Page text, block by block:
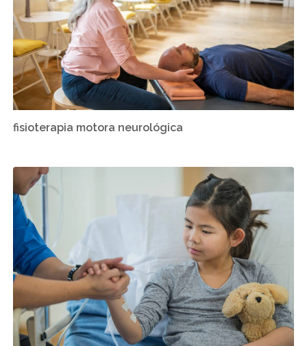
fisioterapia motora neurológica